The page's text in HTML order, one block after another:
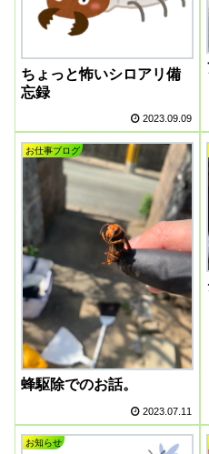
ちょっと怖いシロアリ備
忘録
2023.09.09
お仕事ブログ
蜂駆除でのお話。
2023.07.11
お知らせ